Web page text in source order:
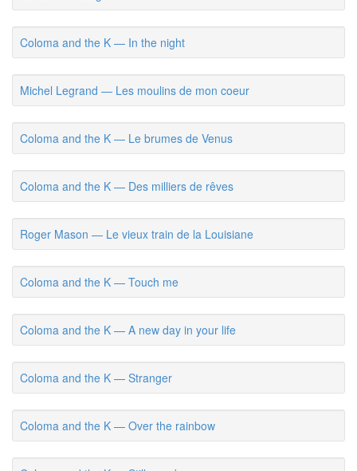
Coloma and the K — In the night
Michel Legrand — Les moulins de mon coeur
Coloma and the K — Le brumes de Venus
Coloma and the K — Des milliers de rêves
Roger Mason — Le vieux train de la Louisiane
Coloma and the K — Touch me
Coloma and the K — A new day in your life
Coloma and the K — Stranger
Coloma and the K — Over the rainbow